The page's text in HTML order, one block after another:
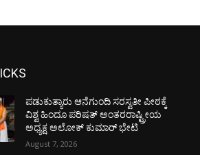
ಪಡುಕುತ್ಯಾರು ಆನೆಗುಂದಿ ಸರಸ್ವತೀ ಪೀಠಕ್ಕೆ
ವಿಶ್ವ ಹಿಂದೂ ಪರಿಷತ್ ಅಂತರರಾಷ್ಟ್ರೀಯ
ಅಧ್ಯಕ್ಷ ಅಲೋಕ್ ಕುಮಾರ್ ಭೇಟಿ
August 7, 2026